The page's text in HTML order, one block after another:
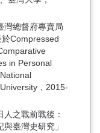
灣總督府專賣局
Compressed
in Personal
，2015-
之戰前戰後：
臺灣史研究」